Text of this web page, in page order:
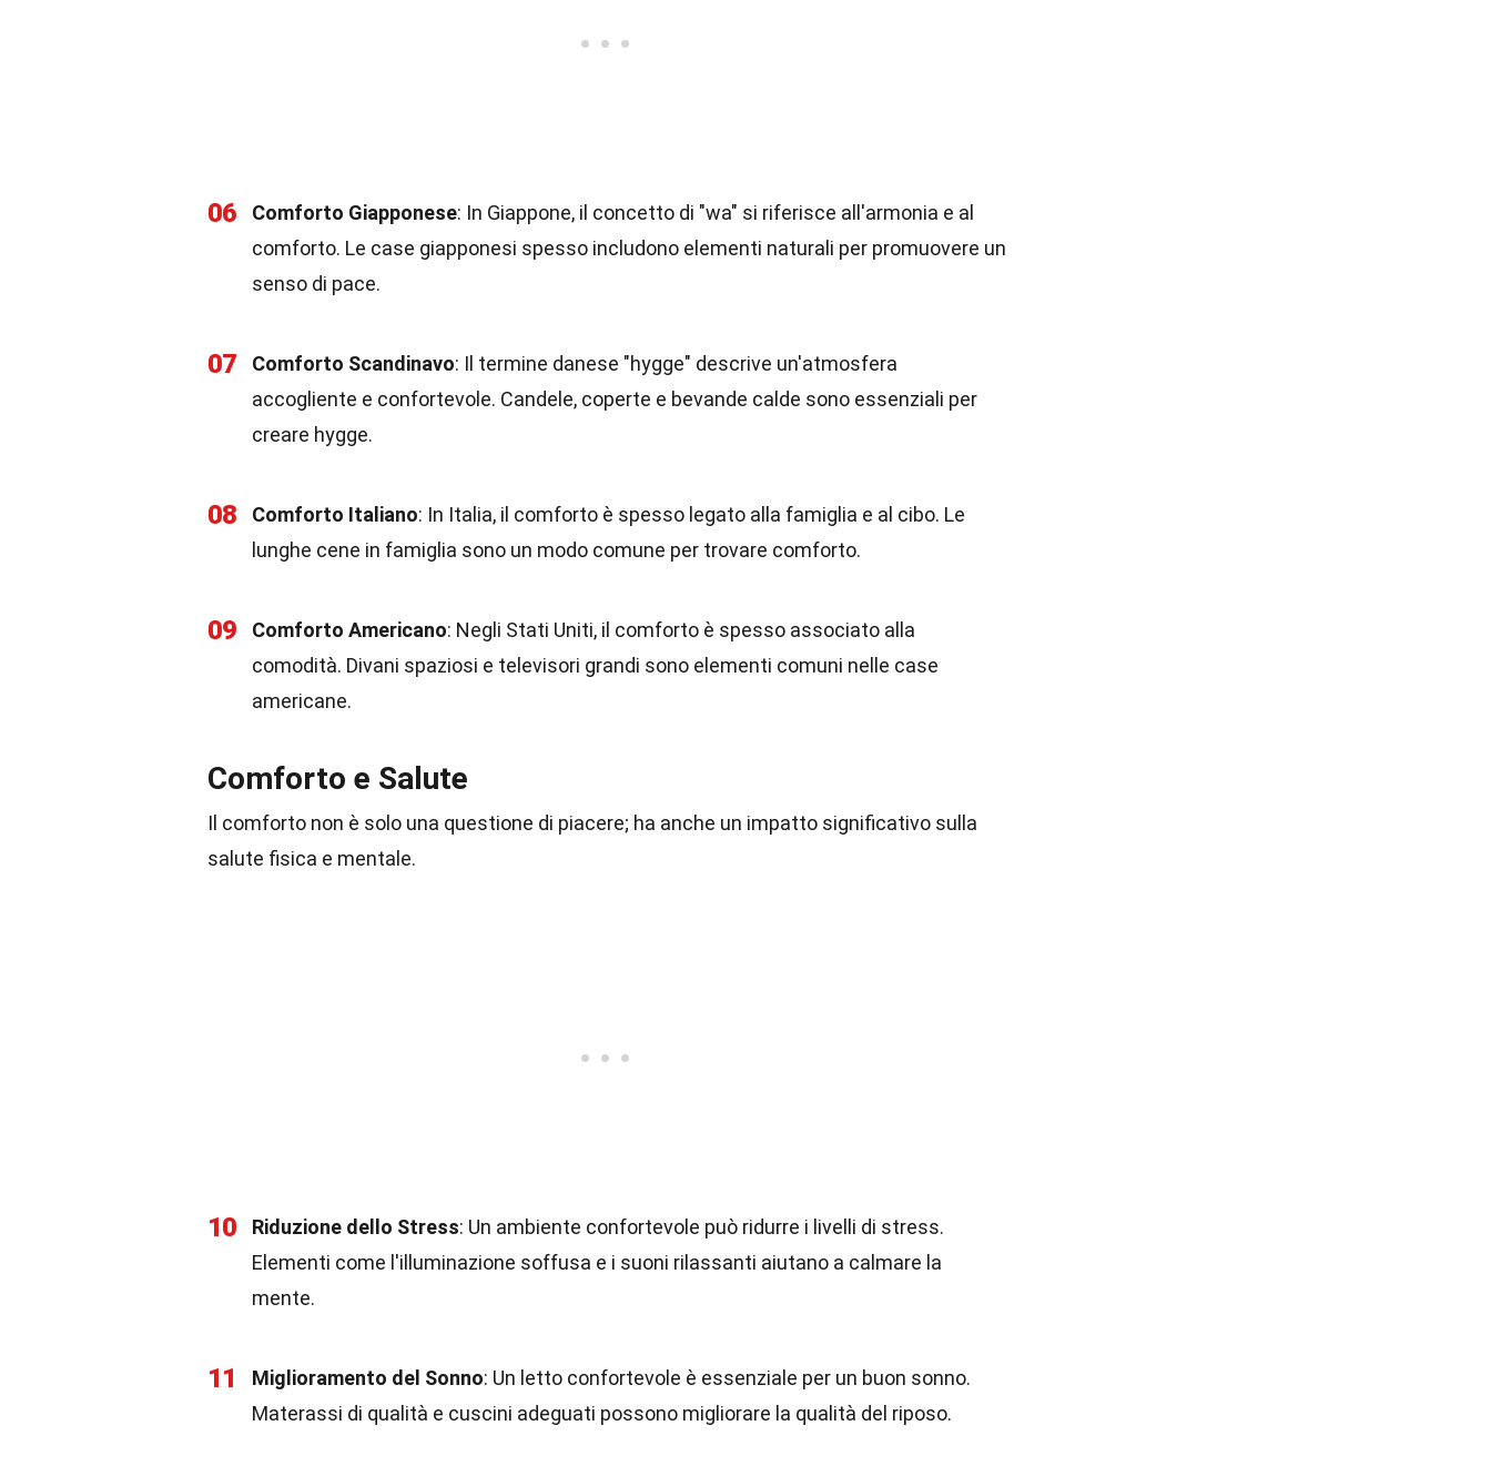
06 Comforto Giapponese: In Giappone, il concetto di "wa" si riferisce all'armonia e al
comforto. Le case giapponesi spesso includono elementi naturali per promuovere un
senso di pace.
07 Comforto Scandinavo: Il termine danese "hygge" descrive un'atmosfera
accogliente e confortevole. Candele, coperte e bevande calde sono essenziali per
creare hygge.
08 Comforto Italiano: In Italia, il comforto è spesso legato alla famiglia e al cibo. Le
lunghe cene in famiglia sono un modo comune per trovare comforto.
09 Comforto Americano: Negli Stati Uniti, il comforto è spesso associato alla
comodità. Divani spaziosi e televisori grandi sono elementi comuni nelle case
americane.
Comforto e Salute
Il comforto non è solo una questione di piacere; ha anche un impatto significativo sulla
salute fisica e mentale.
10 Riduzione dello Stress: Un ambiente confortevole può ridurre i livelli di stress.
Elementi come l'illuminazione soffusa e i suoni rilassanti aiutano a calmare la
mente.
11 Miglioramento del Sonno: Un letto confortevole è essenziale per un buon sonno.
Materassi di qualità e cuscini adeguati possono migliorare la qualità del riposo.